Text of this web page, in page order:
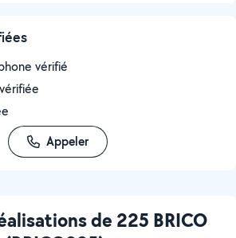
vérifié
Appeler
de 225 BRICO